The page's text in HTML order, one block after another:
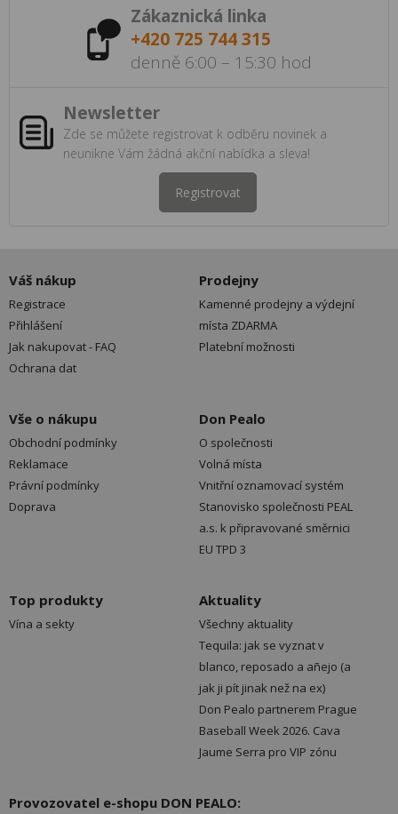
Zákaznická linka
+420 725 744 315
denně 6:00 – 15:30 hod
Newsletter
Zde se můžete registrovat k odběru novinek a
neunikne Vám žádná akční nabídka a sleva!
Registrovat
Váš nákup
Registrace
Přihlášení
Jak nakupovat - FAQ
Ochrana dat
Prodejny
Kamenné prodejny a výdejní
místa ZDARMA
Platební možnosti
Vše o nákupu
Obchodní podmínky
Reklamace
Právní podmínky
Doprava
Don Pealo
O společnosti
Volná místa
Vnitřní oznamovací systém
Stanovisko společnosti PEAL
a.s. k připravované směrnici
EU TPD 3
Top produkty
Vína a sekty
Aktuality
Všechny aktuality
Tequila: jak se vyznat v
blanco, reposado a añejo (a
jak ji pít jinak než na ex)
Don Pealo partnerem Prague
Baseball Week 2026. Cava
Jaume Serra pro VIP zónu
Provozovatel e-shopu DON PEALO: